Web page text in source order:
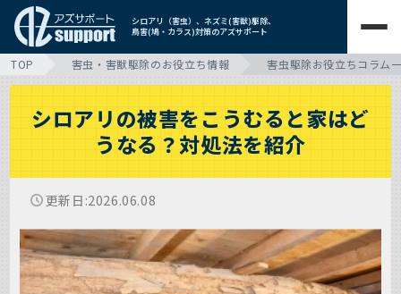
シロアリ（害虫）、ネズミ(害獣)駆除、
鳥害(鳩・カラス)対策のアズサポート
TOP 害虫・害獣駆除のお役立ち情報 害虫駆除お役立ちコラム
シロアリの被害をこうむると家はど
うなる？対処法を紹介
更新日 2026.06.08